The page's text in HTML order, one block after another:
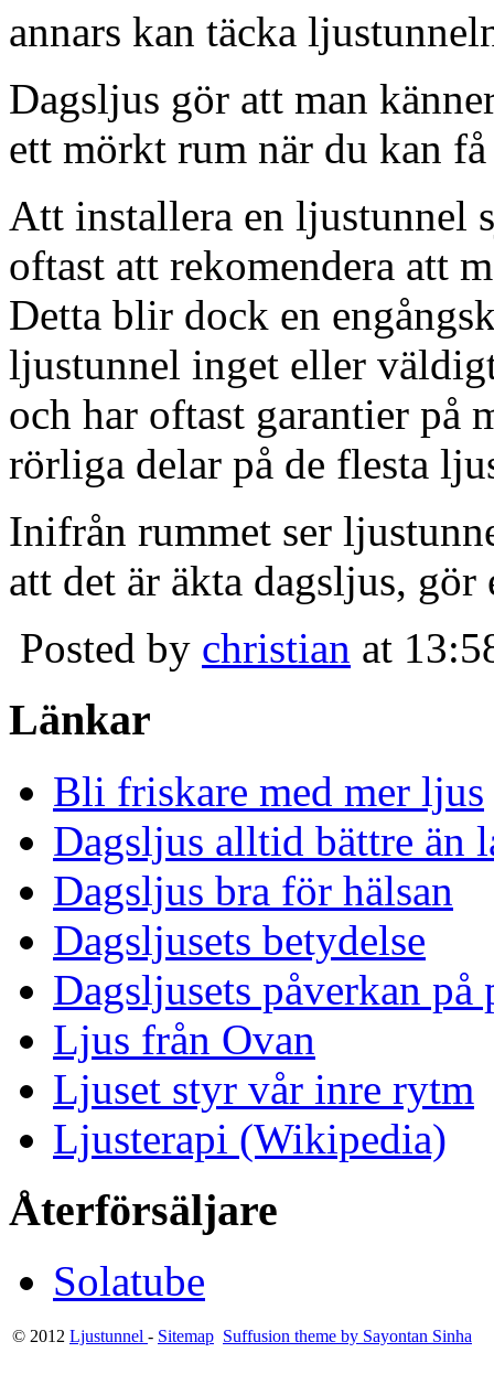
annars kan täcka
Dagsljus gör att man
ett mörkt rum när du kan
Att installera en ljustunnel
oftast att rekomendera att
Detta blir dock en
ljustunnel inget eller
och har oftast garantier på
rörliga delar på de flesta
Inifrån rummet ser
att det är äkta dagsljus,
Posted by christian at
Länkar
Bli friskare med mer ljus
Dagsljus alltid bättre än
Dagsljus bra för hälsan
Dagsljusets betydelse
Dagsljusets påverkan på
Ljus från Ovan
Ljuset styr vår inre rytm
Ljusterapi (Wikipedia)
Återförsäljare
Solatube
© 2012 Ljustunnel - Sitemap Suffusion theme by Sayontan Sinha